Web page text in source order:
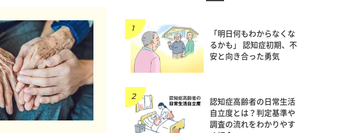
「明日何もわからなくな
るかも」 認知症初期、不
安と向き合った勇気
認知症高齢者の日常生活
自立度とは？判定基準や
調査の流れをわかりやす